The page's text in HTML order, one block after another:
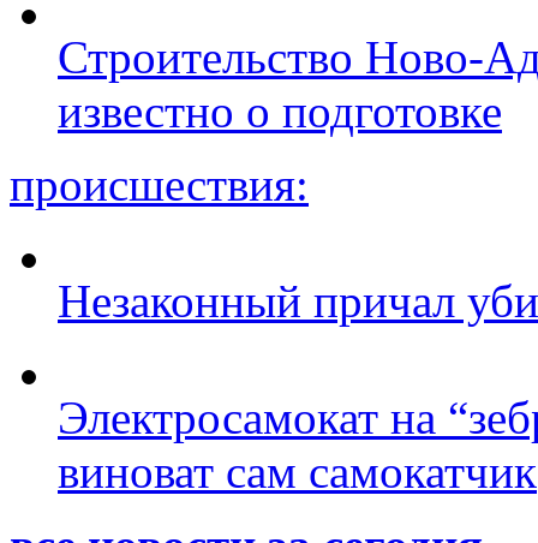
Строительство Ново-
известно о подготовке
происшествия:
Незаконный причал
Электросамокат на
виноват сам самокатчик